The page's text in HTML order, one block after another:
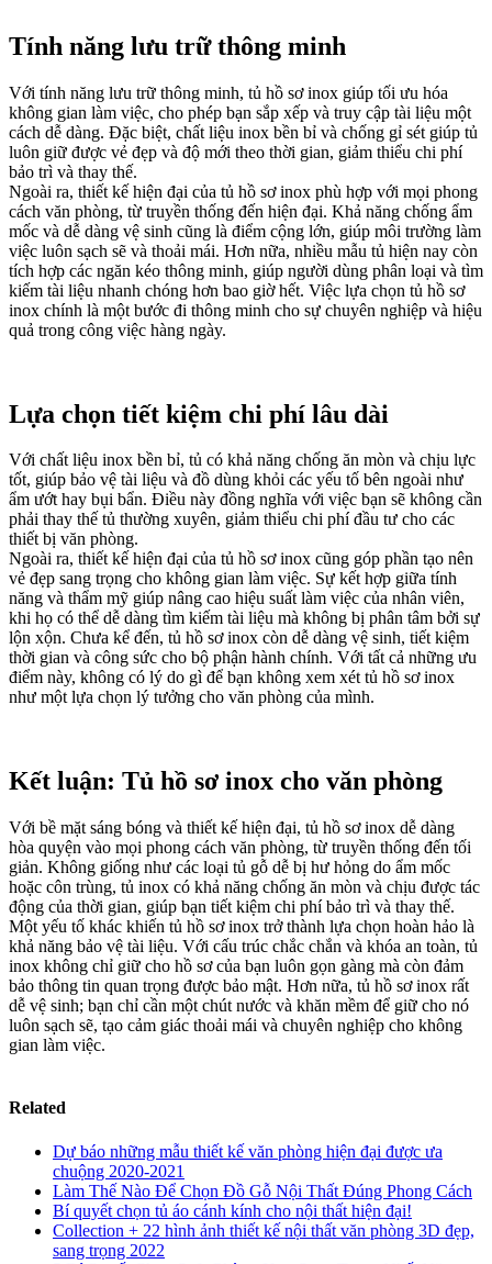
Tính năng lưu trữ thông minh
Với tính năng lưu trữ thông minh, tủ hồ sơ inox giúp tối ưu hóa
không gian làm việc, cho phép bạn sắp xếp và truy cập tài liệu một
cách dễ dàng. Đặc biệt, chất liệu inox bền bỉ và chống gỉ sét giúp tủ
luôn giữ được vẻ đẹp và độ mới theo thời gian, giảm thiểu chi phí
bảo trì và thay thế.
Ngoài ra, thiết kế hiện đại của tủ hồ sơ inox phù hợp với mọi phong
cách văn phòng, từ truyền thống đến hiện đại. Khả năng chống ẩm
mốc và dễ dàng vệ sinh cũng là điểm cộng lớn, giúp môi trường làm
việc luôn sạch sẽ và thoải mái. Hơn nữa, nhiều mẫu tủ hiện nay còn
tích hợp các ngăn kéo thông minh, giúp người dùng phân loại và tìm
kiếm tài liệu nhanh chóng hơn bao giờ hết. Việc lựa chọn tủ hồ sơ
inox chính là một bước đi thông minh cho sự chuyên nghiệp và hiệu
quả trong công việc hàng ngày.
Lựa chọn tiết kiệm chi phí lâu dài
Với chất liệu inox bền bỉ, tủ có khả năng chống ăn mòn và chịu lực
tốt, giúp bảo vệ tài liệu và đồ dùng khỏi các yếu tố bên ngoài như
ẩm ướt hay bụi bẩn. Điều này đồng nghĩa với việc bạn sẽ không cần
phải thay thế tủ thường xuyên, giảm thiểu chi phí đầu tư cho các
thiết bị văn phòng.
Ngoài ra, thiết kế hiện đại của tủ hồ sơ inox cũng góp phần tạo nên
vẻ đẹp sang trọng cho không gian làm việc. Sự kết hợp giữa tính
năng và thẩm mỹ giúp nâng cao hiệu suất làm việc của nhân viên,
khi họ có thể dễ dàng tìm kiếm tài liệu mà không bị phân tâm bởi sự
lộn xộn. Chưa kể đến, tủ hồ sơ inox còn dễ dàng vệ sinh, tiết kiệm
thời gian và công sức cho bộ phận hành chính. Với tất cả những ưu
điểm này, không có lý do gì để bạn không xem xét tủ hồ sơ inox
như một lựa chọn lý tưởng cho văn phòng của mình.
Kết luận: Tủ hồ sơ inox cho văn phòng
Với bề mặt sáng bóng và thiết kế hiện đại, tủ hồ sơ inox dễ dàng
hòa quyện vào mọi phong cách văn phòng, từ truyền thống đến tối
giản. Không giống như các loại tủ gỗ dễ bị hư hỏng do ẩm mốc
hoặc côn trùng, tủ inox có khả năng chống ăn mòn và chịu được tác
động của thời gian, giúp bạn tiết kiệm chi phí bảo trì và thay thế.
Một yếu tố khác khiến tủ hồ sơ inox trở thành lựa chọn hoàn hảo là
khả năng bảo vệ tài liệu. Với cấu trúc chắc chắn và khóa an toàn, tủ
inox không chỉ giữ cho hồ sơ của bạn luôn gọn gàng mà còn đảm
bảo thông tin quan trọng được bảo mật. Hơn nữa, tủ hồ sơ inox rất
dễ vệ sinh; bạn chỉ cần một chút nước và khăn mềm để giữ cho nó
luôn sạch sẽ, tạo cảm giác thoải mái và chuyên nghiệp cho không
gian làm việc.
Related
Dự báo những mẫu thiết kế văn phòng hiện đại được ưa
chuộng 2020-2021
Làm Thế Nào Để Chọn Đồ Gỗ Nội Thất Đúng Phong Cách
Bí quyết chọn tủ áo cánh kính cho nội thất hiện đại!
Collection + 22 hình ảnh thiết kế nội thất văn phòng 3D đẹp,
sang trọng 2022